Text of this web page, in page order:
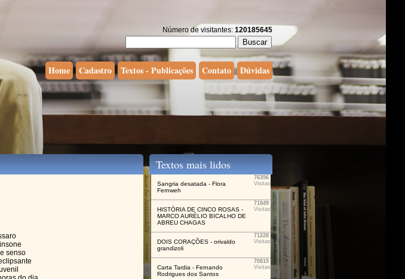
Número de visitantes: 120185645
Home Cadastro Textos - Publicações Contato Dúvidas
senso
Textos mais lidos
Sangria desatada - Flora
Fernweh
76356
Visitas
HISTÓRIA DE CINCO ROSAS -
MARCO AURÉLIO BICALHO DE
ABREU CHAGAS
71849
Visitas
DOIS CORAÇÕES - orivaldo
grandizoli
71228
Visitas
Carta Tardia - Fernando
Rodrigues dos Santos
70815
Visitas